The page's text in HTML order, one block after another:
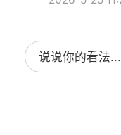
说说你的看法...